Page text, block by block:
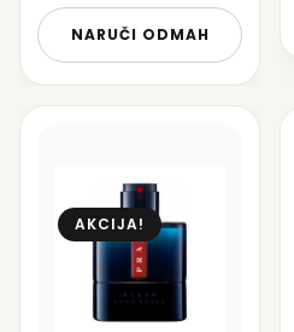
NARUČI ODMAH
AKCIJA!